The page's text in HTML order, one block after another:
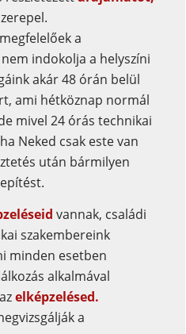
a
indokolja a helyszíni
akár 48 órán belül
ami hétköznap normál
mivel 24 órás technikai
Neked csak este van
után bármilyen
vannak, családi
szakembereink
minden esetben
alkalmával
elképzelésed.
a